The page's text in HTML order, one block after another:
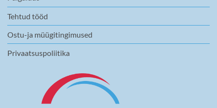
Tehtud tööd
Ostu-ja müügitingimused
Privaatsuspoliitika